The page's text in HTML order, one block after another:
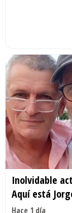
Inolvidable
Aquí está
Hace 1 día